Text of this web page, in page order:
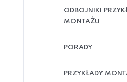
ODBOJNIKI
MONTAŻU
PORADY
PRZYKŁADY